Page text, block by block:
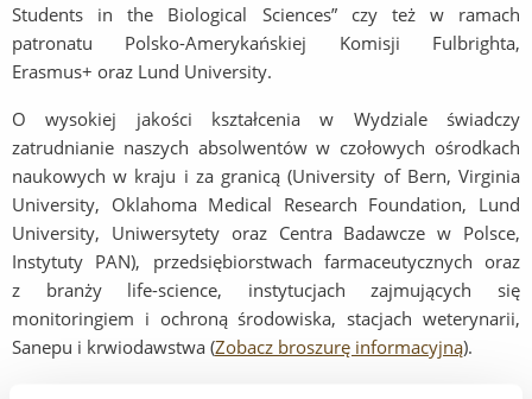
Students in the Biological Sciences” czy też w ramach
patronatu Polsko-Amerykańskiej Komisji Fulbrighta,
Erasmus+ oraz Lund University.
O wysokiej jakości kształcenia w Wydziale świadczy
zatrudnianie naszych absolwentów w czołowych ośrodkach
naukowych w kraju i za granicą (University of Bern, Virginia
University, Oklahoma Medical Research Foundation, Lund
University, Uniwersytety oraz Centra Badawcze w Polsce,
Instytuty PAN), przedsiębiorstwach farmaceutycznych oraz
z branży life-science, instytucjach zajmujących się
monitoringiem i ochroną środowiska, stacjach weterynarii,
Sanepu i krwiodawstwa (Zobacz broszurę informacyjną).